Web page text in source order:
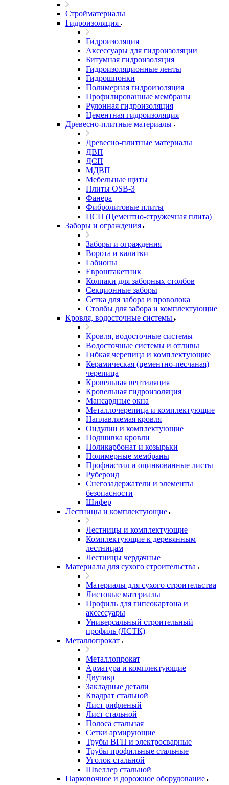
Стройматериалы
Гидроизоляция
Гидроизоляция
Аксессуары для гидроизоляции
Битумная гидроизоляция
Гидроизоляционные ленты
Гидрошпонки
Полимерная гидроизоляция
Профилированные мембраны
Рулонная гидроизоляция
Цементная гидроизоляция
Древесно-плитные материалы
Древесно-плитные материалы
ДВП
ДСП
МДВП
Мебельные щиты
Плиты OSB-3
Фанера
Фибролитовые плиты
ЦСП (Цементно-стружечная плита)
Заборы и ограждения
Заборы и ограждения
Ворота и калитки
Габионы
Евроштакетник
Колпаки для заборных столбов
Секционные заборы
Сетка для забора и проволока
Столбы для забора и комплектующие
Кровля, водосточные системы
Кровля, водосточные системы
Водосточные системы и отливы
Гибкая черепица и комплектующие
Керамическая (цементно-песчаная)
черепица
Кровельная вентиляция
Кровельная гидроизоляция
Мансардные окна
Металлочерепица и комплектующие
Наплавляемая кровля
Ондулин и комплектующие
Подшивка кровли
Поликарбонат и козырьки
Полимерные мембраны
Профнастил и оцинкованные листы
Рубероид
Снегозадержатели и элементы
безопасности
Шифер
Лестницы и комплектующие
Лестницы и комплектующие
Комплектующие к деревянным
лестницам
Лестницы чердачные
Материалы для сухого строительства
Материалы для сухого строительства
Листовые материалы
Профиль для гипсокартона и
аксессуары
Универсальный строительный
профиль (ЛСТК)
Металлопрокат
Металлопрокат
Арматура и комплектующие
Двутавр
Закладные детали
Квадрат стальной
Лист рифленый
Лист стальной
Полоса стальная
Сетки армирующие
Трубы ВГП и электросварные
Трубы профильные стальные
Уголок стальной
Швеллер стальной
Парковочное и дорожное оборудование